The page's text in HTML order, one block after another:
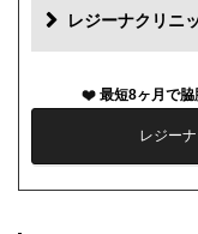
再診料
薬代
シェービング代
レジーナクリニ
最短8ヶ月で
レジー